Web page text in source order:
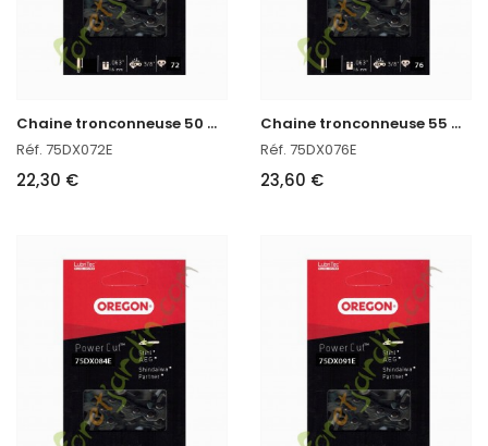
C
haine tronconneuse 50 CM Oregon réf : 75DX072E
Réf. 75DX072E
22,30 €
C
haine tronconneuse 55 CM Oregon 75DX076E
Réf. 75DX076E
23,60 €